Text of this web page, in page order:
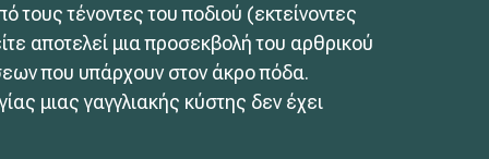
τους τένοντες του ποδιού (εκτείνοντες
αποτελεί μια προσεκβολή του αρθρικού
που υπάρχουν στον άκρο πόδα.
μιας γαγγλιακής κύστης δεν έχει